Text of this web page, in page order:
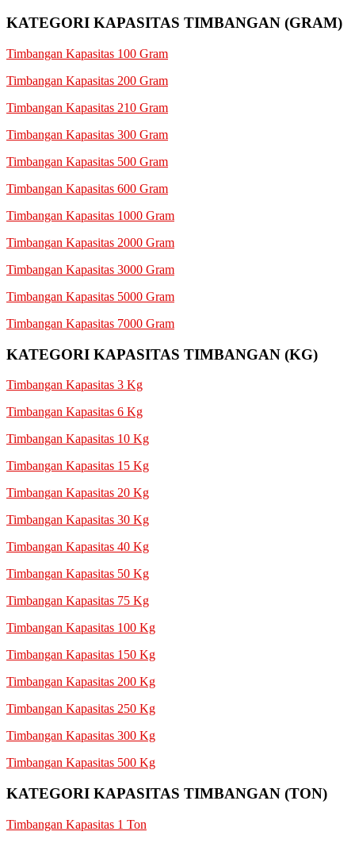
KATEGORI KAPASITAS TIMBANGAN (GRAM)
Timbangan Kapasitas 100 Gram
Timbangan Kapasitas 200 Gram
Timbangan Kapasitas 210 Gram
Timbangan Kapasitas 300 Gram
Timbangan Kapasitas 500 Gram
Timbangan Kapasitas 600 Gram
Timbangan Kapasitas 1000 Gram
Timbangan Kapasitas 2000 Gram
Timbangan Kapasitas 3000 Gram
Timbangan Kapasitas 5000 Gram
Timbangan Kapasitas 7000 Gram
KATEGORI KAPASITAS TIMBANGAN (KG)
Timbangan Kapasitas 3 Kg
Timbangan Kapasitas 6 Kg
Timbangan Kapasitas 10 Kg
Timbangan Kapasitas 15 Kg
Timbangan Kapasitas 20 Kg
Timbangan Kapasitas 30 Kg
Timbangan Kapasitas 40 Kg
Timbangan Kapasitas 50 Kg
Timbangan Kapasitas 75 Kg
Timbangan Kapasitas 100 Kg
Timbangan Kapasitas 150 Kg
Timbangan Kapasitas 200 Kg
Timbangan Kapasitas 250 Kg
Timbangan Kapasitas 300 Kg
Timbangan Kapasitas 500 Kg
KATEGORI KAPASITAS TIMBANGAN (TON)
Timbangan Kapasitas 1 Ton